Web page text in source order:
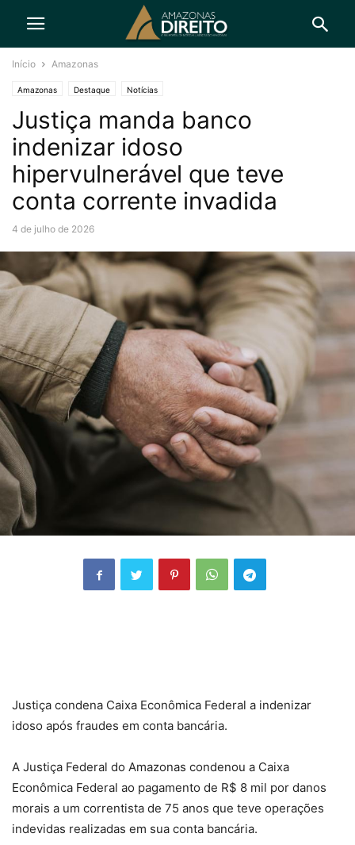
Início Amazonas
Amazonas Destaque Notícias
Justiça manda banco
indenizar idoso
hipervulnerável que teve
conta corrente invadida
4 de julho de 2026
Justiça condena Caixa Econômica Federal a indenizar
idoso após fraudes em conta bancária.
A Justiça Federal do Amazonas condenou a Caixa
Econômica Federal ao pagamento de R$ 8 mil por danos
morais a um correntista de 75 anos que teve operações
indevidas realizadas em sua conta bancária.